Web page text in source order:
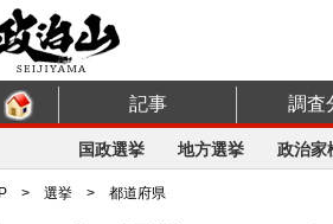
記事 調査
国政選挙 地方選挙 政治家
> 選挙 > 都道府県